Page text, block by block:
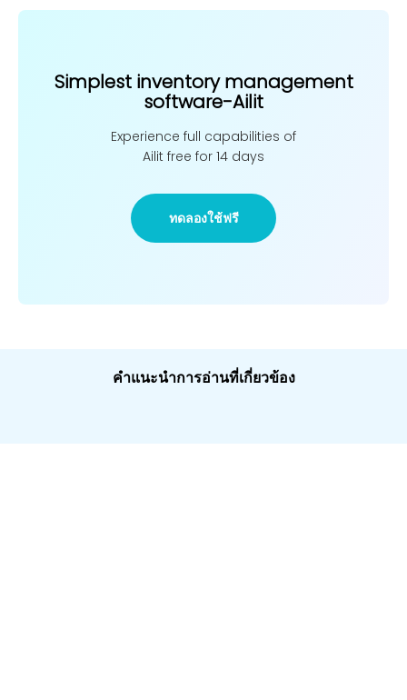
Simplest inventory management
software-Ailit
Experience full capabilities of
Ailit free for 14 days
ทดลองใช้ฟรี
คำแนะนำการอ่านที่เกี่ยวข้อง